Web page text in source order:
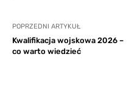
POPRZEDNI ARTYKUŁ
Kwalifikacja wojskowa 2026 –
co warto wiedzieć